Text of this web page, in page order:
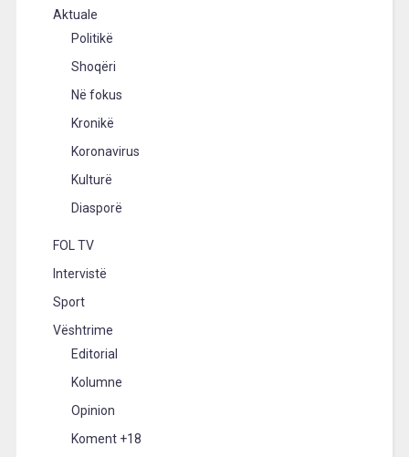
Aktuale
Politikë
Shoqëri
Në fokus
Kronikë
Koronavirus
Kulturë
Diasporë
FOL TV
Intervistë
Sport
Vështrime
Editorial
Kolumne
Opinion
Koment +18